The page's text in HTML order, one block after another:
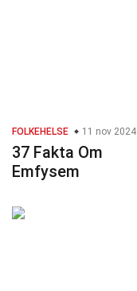
FOLKEHELSE 11 nov 2024
37 Fakta Om
Emfysem